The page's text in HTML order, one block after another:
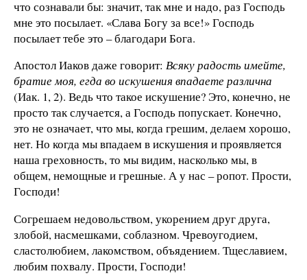
что сознавали бы: значит, так мне и надо, раз Господь
мне это посылает. «Слава Богу за все!» Господь
посылает тебе это – благодари Бога.
Апостол Иаков даже говорит: Всяку радость имейте,
братие моя, егда во искушения впадаете различна
(Иак. 1, 2). Ведь что такое искушение? Это, конечно, не
просто так случается, а Господь попускает. Конечно,
это не означает, что мы, когда грешим, делаем хорошо,
нет. Но когда мы впадаем в искушения и проявляется
наша греховность, то мы видим, насколько мы, в
общем, немощные и грешные. А у нас – ропот. Прости,
Господи!
Согрешаем недовольством, укорением друг друга,
злобой, насмешками, соблазном. Чревоугодием,
сластолюбием, лакомством, объядением. Тщеславием,
любим похвалу. Прости, Господи!